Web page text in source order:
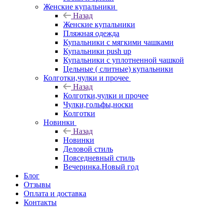
Женские купальники
Назад
Женские купальники
Пляжная одежда
Купальники с мягкими чашками
Купальники push up
Купальники с уплотненной чашкой
Цельные ( слитные) купальники
Колготки,чулки и прочее
Назад
Колготки,чулки и прочее
Чулки,гольфы,носки
Колготки
Новинки
Назад
Новинки
Деловой стиль
Повседневный стиль
Вечеринка.Новый год
Блог
Отзывы
Оплата и доставка
Контакты